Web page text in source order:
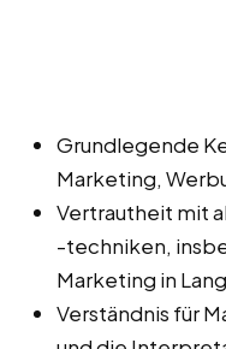
Grundlegende
Marketing,
Vertrautheit mit
-techniken,
Marketing in
Verständnis für